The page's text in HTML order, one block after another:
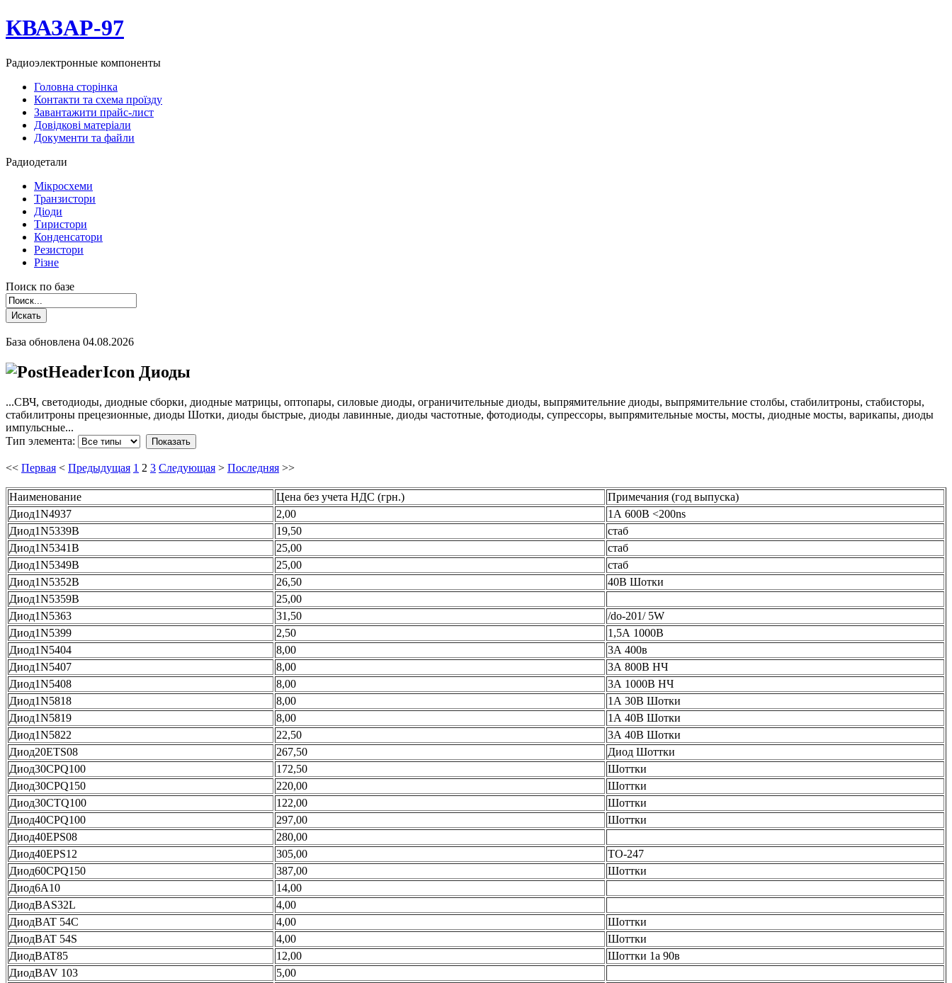
КВАЗАР-97
Радиоэлектронные компоненты
Головна сторінка
Контакти та схема проїзду
Завантажити прайс-лист
Довідкові матеріали
Документи та файли
Радиодетали
Мікросхеми
Транзистори
Діоди
Тиристори
Конденсатори
Резистори
Різне
Поиск по базе
База обновлена 04.08.2026
Диоды
...СВЧ, светодиоды, диодные сборки, диодные матрицы, оптопары, силовые диоды, ограничительные диоды, выпрямительние диоды, выпрямительние столбы, стабилитроны, стабисторы,
стабилитроны прецезионные, диоды Шотки, диоды быстрые, диоды лавинные, диоды частотные, фотодиоды, супрессоры, выпрямительные мосты, мосты, диодные мосты, варикапы, диоды
импульсные...
Тип элемента:
Показать
<< Первая < Предыдущая 1 2 3 Следующая > Последняя >>
Наименование Цена без учета НДС (грн.)
Примечания (год выпуска)
Диод1N4937
2,00
1А 600В <200ns
Диод1N5339В
19,50
стаб
Диод1N5341В
25,00
стаб
Диод1N5349В
25,00
стаб
Диод1N5352B
26,50
40В Шотки
Диод1N5359В
25,00
Диод1N5363
31,50
/do-201/ 5W
Диод1N5399
2,50
1,5А 1000В
Диод1N5404
8,00
3А 400в
Диод1N5407
8,00
3А 800В НЧ
Диод1N5408
8,00
3А 1000В НЧ
Диод1N5818
8,00
1А 30В Шотки
Диод1N5819
8,00
1А 40В Шотки
Диод1N5822
22,50
3А 40В Шотки
Диод20ETS08
267,50
Диод Шоттки
Диод30CPQ100
172,50
Шоттки
Диод30CPQ150
220,00
Шоттки
Диод30CTQ100
122,00
Шоттки
Диод40CPQ100
297,00
Шоттки
Диод40EPS08
280,00
Диод40EPS12
305,00
ТО-247
Диод60CPQ150
387,00
Шоттки
Диод6A10
14,00
ДиодBAS32L
4,00
ДиодBAT 54C
4,00
Шоттки
ДиодBAT 54S
4,00
Шоттки
ДиодBAT85
12,00
Шоттки 1а 90в
ДиодBAV 103
5,00